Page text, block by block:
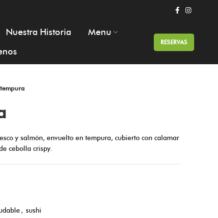
Nuestra Historia Menu
RESERVAS
y salmón, envuelto en tempura, cubierto con calamar
cebolla crispy.
, sushi